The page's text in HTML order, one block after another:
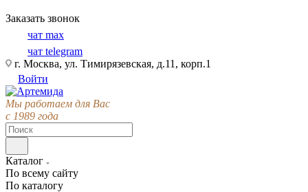
Заказать звонок
чат max
чат telegram
г. Москва, ул. Тимирязевская, д.11, корп.1
Войти
Мы работаем для Вас
с 1989 года
Каталог
По всему сайту
По каталогу